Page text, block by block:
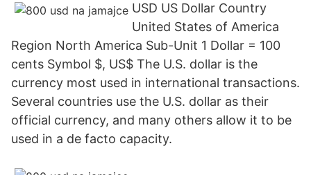
USD US Dollar Country
United States of America
Region North America Sub-Unit 1 Dollar = 100
cents Symbol $, US$ The U.S. dollar is the
currency most used in international transactions.
Several countries use the U.S. dollar as their
official currency, and many others allow it to be
used in a de facto capacity.